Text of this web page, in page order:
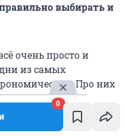
0
выбирать и
очень просто и
из самых
Про них
что подобрать к еде —
они делаются: по
красное.